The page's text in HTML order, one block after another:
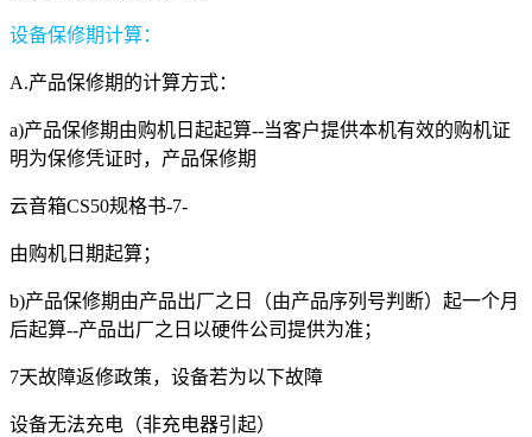
设备保修期计算：
A.产品保修期的计算方式：
a)产品保修期由购机日起起算--当客户提供本机有效的购机证
明为保修凭证时，产品保修期
云音箱CS50规格书-7-
由购机日期起算；
b)产品保修期由产品出厂之日（由产品序列号判断）起一个月
后起算--产品出厂之日以硬件公司提供为准；
7天故障返修政策，设备若为以下故障
设备无法充电（非充电器引起）